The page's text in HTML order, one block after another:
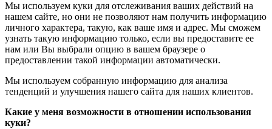
Мы используем куки для отслеживания ваших действий на
нашем сайте, но они не позволяют нам получить информацию
личного характера, такую, как ваше имя и адрес. Мы сможем
узнать такую информацию только, если вы предоставите ее
нам или Вы выбрали опцию в вашем браузере о
предоставлении такой информации автоматически.
Мы используем собранную информацию для анализа
тенденций и улучшения нашего сайта для наших клиентов.
Какие у меня возможности в отношении использования
куки?